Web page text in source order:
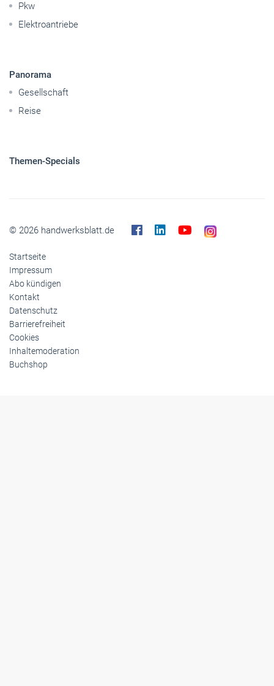
Pkw
Elektroantriebe
Panorama
Gesellschaft
Reise
Themen-Specials
© 2026 handwerksblatt.de
Startseite
Impressum
Abo kündigen
Kontakt
Datenschutz
Barrierefreiheit
Cookies
Inhaltemoderation
Buchshop